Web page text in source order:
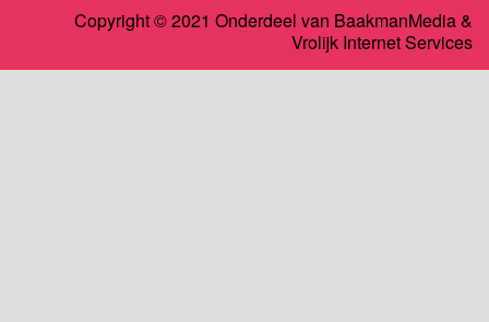
Copyright © 2021 Onderdeel van BaakmanMedia&
Vrolijk Internet Services